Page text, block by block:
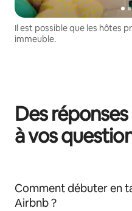
Il est possible que les hôtes
immeuble.
Des réponses
à vos
Comment débuter en
Airbnb ?